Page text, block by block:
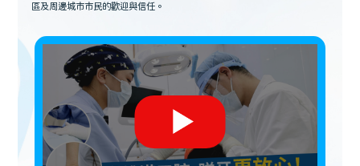
區及周邊城市市民的歡迎與信任。